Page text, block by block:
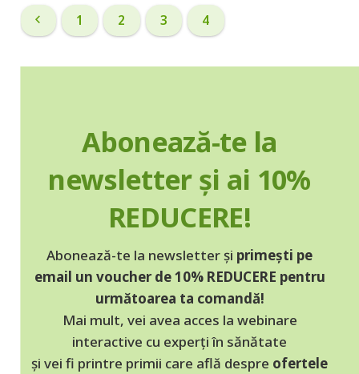
1 2 3 4
Abonează-te la
newsletter și ai 10%
REDUCERE!
Abonează-te la newsletter și primești pe
email un voucher de 10% REDUCERE pentru
următoarea ta comandă!
Mai mult, vei avea acces la webinare
interactive cu experți în sănătate
și vei fi printre primii care află despre ofertele